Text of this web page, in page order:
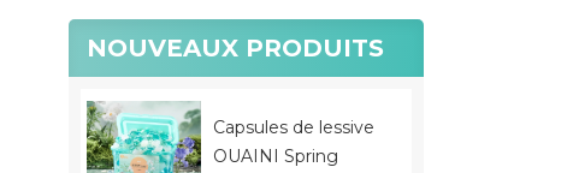
NOUVEAUX PRODUITS
Capsules de lessive
OUAINI Spring